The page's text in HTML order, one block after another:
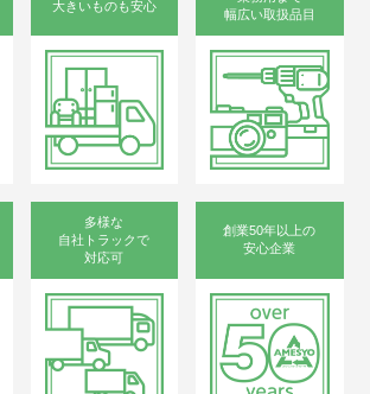
大きいものも安心
幅広い取扱品目
多様な
自社トラックで
対応可
創業50年以上の
安心企業